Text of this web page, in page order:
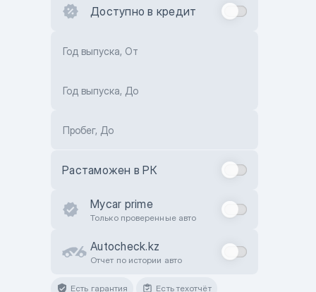
Доступно в кредит
Год выпуска, От
Год выпуска, До
Пробег, До
Растаможен в РК
Mycar prime
Только проверенные авто
Autocheck.kz
Отчет по истории авто
Есть гарантия Есть техотчёт